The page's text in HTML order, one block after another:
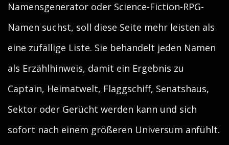
Namensgenerator oder Science-Fiction-RPG-
Namen suchst, soll diese Seite mehr leisten als
eine zufällige Liste. Sie behandelt jeden Namen
als Erzählhinweis, damit ein Ergebnis zu
Captain, Heimatwelt, Flaggschiff, Senatshaus,
Sektor oder Gerücht werden kann und sich
sofort nach einem größeren Universum anfühlt.